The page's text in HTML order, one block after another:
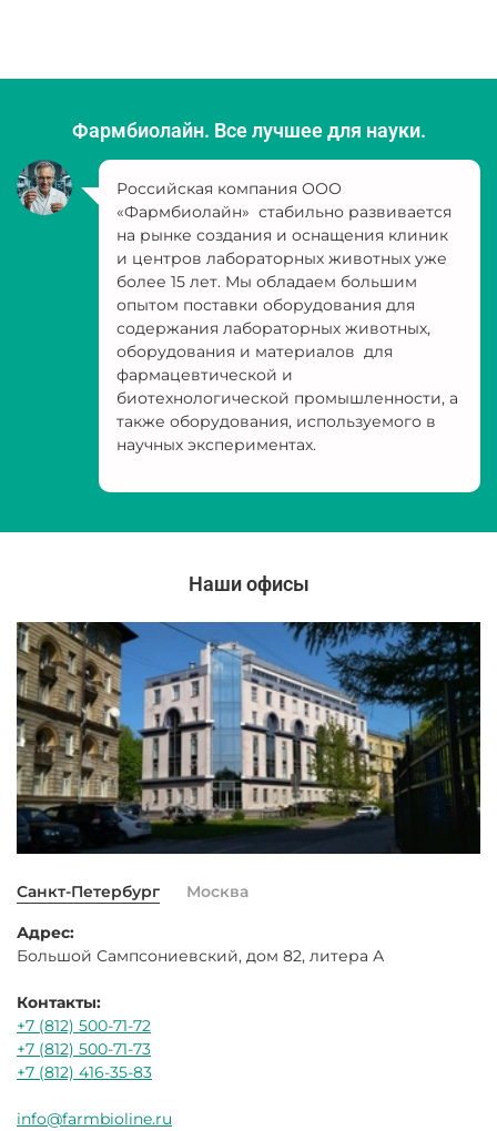
Фармбиолайн. Все лучшее для науки.
Российская компания ООО
«Фармбиолайн» стабильно развивается
на рынке создания и оснащения клиник
и центров лабораторных животных уже
более 15 лет. Мы обладаем большим
опытом поставки оборудования для
содержания лабораторных животных,
оборудования и материалов для
фармацевтической и
биотехнологической промышленности, а
также оборудования, используемого в
научных экспериментах.
Наши офисы
Санкт-Петербург Москва
Адрес:
Большой Сампсониевский, дом 82, литера А
Контакты:
+7 (812) 500-71-72
+7 (812) 500-71-73
+7 (812) 416-35-83
info@farmbioline.ru